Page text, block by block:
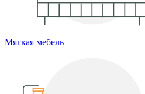
Мягкая мебель